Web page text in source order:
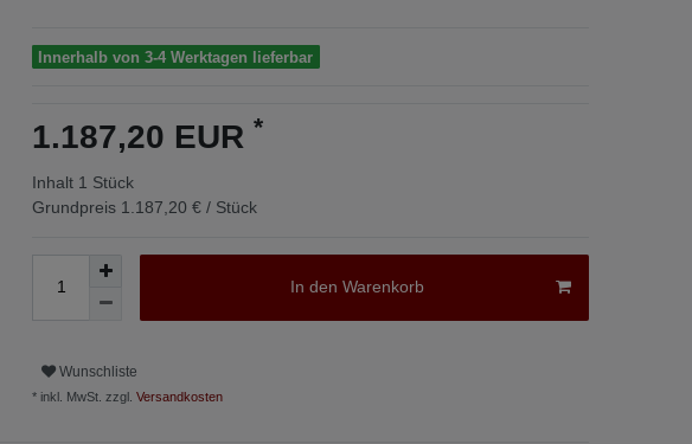
Innerhalb von 3-4 Werktagen lieferbar
1.187,20 EUR *
Inhalt 1 Stück
Grundpreis 1.187,20 € / Stück
In den Warenkorb
Wunschliste
* inkl. MwSt. zzgl. Versandkosten